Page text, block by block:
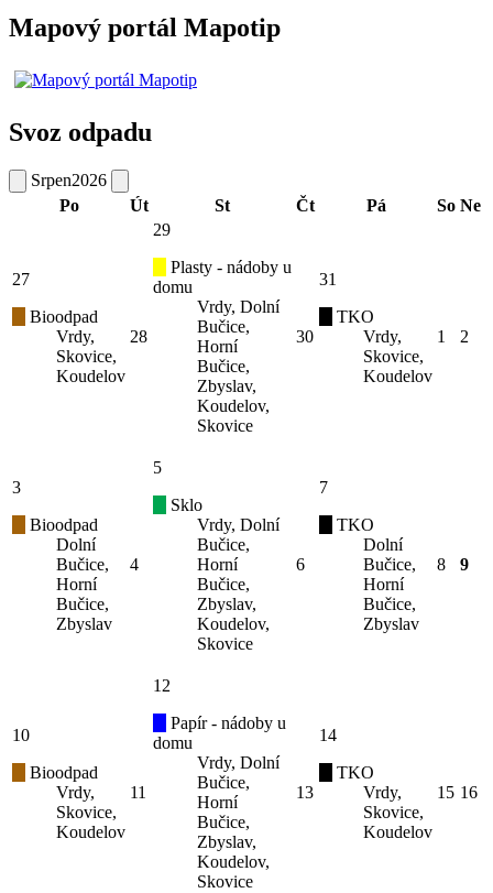
Mapový portál Mapotip
Svoz odpadu
Srpen2026
Po
Út St Čt Pá So Ne
27
Bioodpad
Vrdy,
Skovice,
Koudelov
28
29
Plasty - nádoby u
domu
Vrdy, Dolní
Bučice,
Horní
Bučice,
Zbyslav,
Koudelov,
Skovice
30
31
TKO
Vrdy,
Skovice,
Koudelov
1 2
3
Bioodpad
Dolní
Bučice,
Horní
Bučice,
Zbyslav
4
5
Sklo
Vrdy, Dolní
Bučice,
Horní
Bučice,
Zbyslav,
Koudelov,
Skovice
6
7
TKO
Dolní
Bučice,
Horní
Bučice,
Zbyslav
8 9
10
Bioodpad
Vrdy,
Skovice,
Koudelov
11
12
Papír - nádoby u
domu
Vrdy, Dolní
Bučice,
Horní
Bučice,
Zbyslav,
Koudelov,
Skovice
13
14
TKO
Vrdy,
Skovice,
Koudelov
15 16